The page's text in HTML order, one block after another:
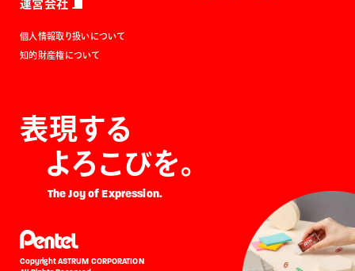
運営会社
個人情報取り扱いについて
知的財産権について
表現する
よろこびを。
The Joy of Expression.
Copyright ASTRUM CORPORATION